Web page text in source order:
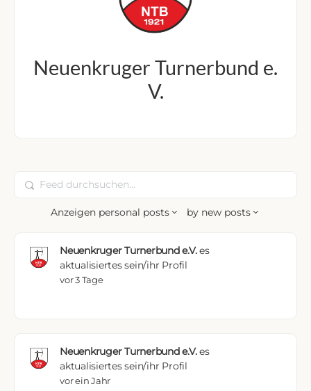
Neuenkruger Turnerbund e.
V.
Feed
Anzeigen personal posts by new posts
Neuenkruger Turnerbund e.V.es
aktualisiertes sein/ihr Profil
vor 3 Tage
Neuenkruger Turnerbund e.V.es
aktualisiertes sein/ihr Profil
vor ein Jahr